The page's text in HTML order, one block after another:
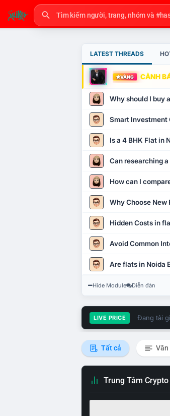
LATEST THREADS
VÀNG CẢNH
Why should I buy
Smart Investment
Is a 4 BHK Flat in
Can researching
How can I
Why Choose New
Hidden Costs in
Avoid Common
Are flats in Noida
Hide Module Diễn đàn
LIVE PRICE Đang tải
Tất cả Văn
Trung Tâm Crypto